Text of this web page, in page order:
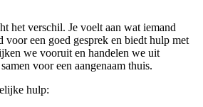
het verschil. Je voelt aan wat iemand
voor een goed gesprek en biedt hulp met
we vooruit en handelen we uit
voor een aangenaam thuis.
hulp: